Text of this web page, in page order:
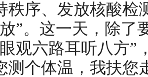
秩序、发放核酸检
”。这一天，除了
观六路耳听八方”
测个体温，我扶您